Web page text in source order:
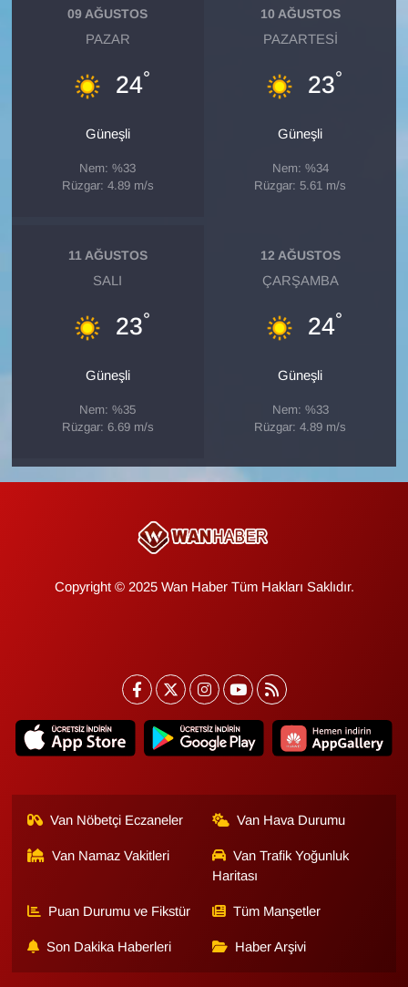
09 AĞUSTOS
PAZAR
24°
Güneşli
Nem: %33
Rüzgar: 4.89 m/s
10 AĞUSTOS
PAZARTESI
23°
Güneşli
Nem: %34
Rüzgar: 5.61 m/s
11 AĞUSTOS
SALI
23°
Güneşli
Nem: %35
Rüzgar: 6.69 m/s
12 AĞUSTOS
ÇARŞAMBA
24°
Güneşli
Nem: %33
Rüzgar: 4.89 m/s
Copyright © 2025 Wan Haber Tüm Hakları Saklıdır.
Van Nöbetçi Eczaneler Van Hava Durumu
Van Namaz Vakitleri
Van Trafik Yoğunluk
Haritası
Puan Durumu ve Fikstür Tüm Manşetler
Son Dakika Haberleri Haber Arşivi
RÖPORTAJ
SAĞLIK
Seri İlan
Sinema - TV
SPOR
TEBRİK
TEKNOLOJİ
Turizm
VAN'DA SPOR